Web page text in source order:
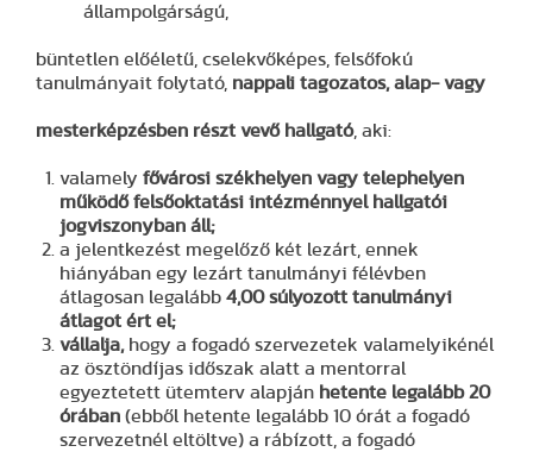
állampolgárságú,
büntetlen előéletű, cselekvőképes, felsőfokú
tanulmányait folytató, nappali tagozatos, alap- vagy
mesterképzésben részt vevő hallgató, aki:
valamely fővárosi székhelyen vagy telephelyen
működő felsőoktatási intézménnyel hallgatói
jogviszonyban áll;
a jelentkezést megelőző két lezárt, ennek
hiányában egy lezárt tanulmányi félévben
átlagosan legalább 4,00 súlyozott tanulmányi
átlagot ért el;
vállalja, hogy a fogadó szervezetek valamelyikénél
az ösztöndíjas időszak alatt a mentorral
egyeztetett ütemterv alapján hetente legalább 20
órában (ebből hetente legalább 10 órát a fogadó
szervezetnél eltöltve) a rábízott, a fogadó